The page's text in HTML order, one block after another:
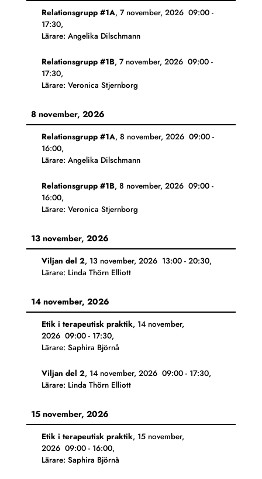
Relationsgrupp #1A, 7 november, 2026 09:00-
17:30,
Lärare: Angelika Dilschmann
Relationsgrupp #1B, 7 november, 2026 09:00-
17:30,
Lärare: Veronica Stjernborg
8 november, 2026
Relationsgrupp #1A, 8 november, 2026 09:00-
16:00,
Lärare: Angelika Dilschmann
Relationsgrupp #1B, 8 november, 2026 09:00-
16:00,
Lärare: Veronica Stjernborg
13 november, 2026
Viljan del 2, 13 november, 2026 13:00- 20:30,
Lärare: Linda Thörn Elliott
14 november, 2026
Etik i terapeutisk praktik, 14 november,
2026 09:00- 17:30,
Lärare: Saphira Björnå
Viljan del 2, 14 november, 2026 09:00- 17:30,
Lärare: Linda Thörn Elliott
15 november, 2026
Etik i terapeutisk praktik, 15 november,
2026 09:00- 16:00,
Lärare: Saphira Björnå